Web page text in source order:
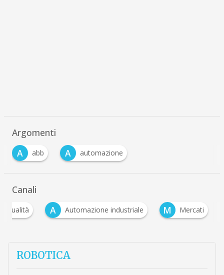
Argomenti
A
abb A automazione
Canali
Attualità A Automazione industriale M Mercati
ROBOTICA